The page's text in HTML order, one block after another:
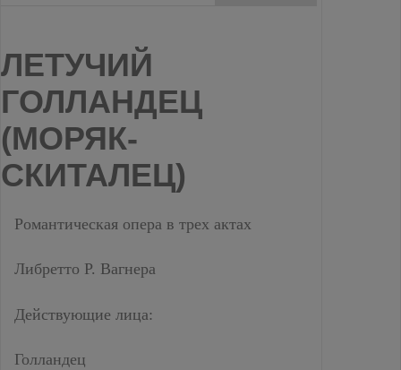
ЛЕТУЧИЙ
ГОЛЛАНДЕЦ
(МОРЯК-
СКИТАЛЕЦ)
Романтическая опера в трех актах
Либретто Р. Вагнера
Действующие лица:
Голландец